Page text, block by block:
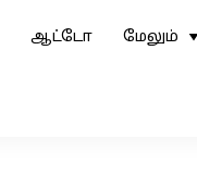
ஆட்டோ மேலும்